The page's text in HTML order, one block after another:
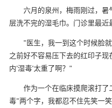
六月的泉州，梅雨刚过，
层洗不完的湿毛巾。门诊里最近
"医生，我一到这个时候脸
之前好不容易压下去的红印子
内'湿毒'太重了啊？"
作为一个在临床摸爬滚打
毒"两个字，我都忍不住先笑一